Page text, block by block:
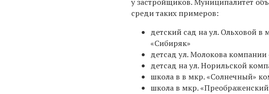
среди таких примеров:
детский сад на ул. Ольховой
«Сибиряк»
детсад ул. Молокова компании
детсад на ул. Норильской
школа в в мкр. «Солнечный»
школа в мкр.